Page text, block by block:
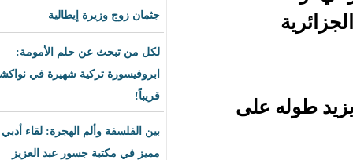
جثمان زوج وزيرة إيطالية
لكل من تبحث عن حلم الأمومة:
ابروفيسورة تركية شهيرة في نواكشوط
بين الفلسفة وألم الهجرة: لقاء أدبي
مميز في مكتبة جسور عبد العزيز